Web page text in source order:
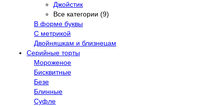
Джойстик
Все категории (9)
В форме буквы
С метрикой
Двойняшкам и близнецам
Серийные торты
Мороженое
Бисквитные
Безе
Блинные
Суфле